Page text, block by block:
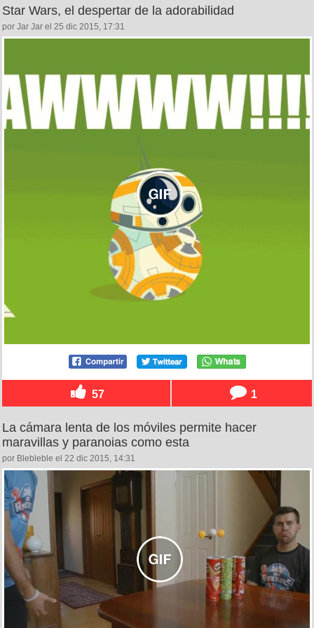
Star Wars, el despertar de la adorabilidad
por Jar Jar el 25 dic 2015, 17:31
57 1
La cámara lenta de los móviles permite hacer
maravillas y paranoias como esta
por Blebleble el 22 dic 2015, 14:31